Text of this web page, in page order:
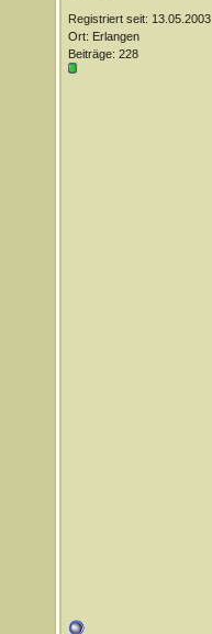
Registriert seit: 13.05.2003
Ort: Erlangen
Beiträge: 228